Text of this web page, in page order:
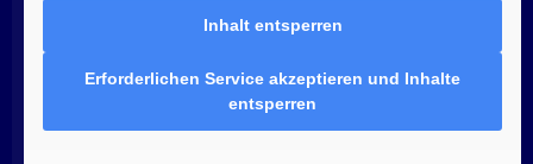
Inhalt entsperren
Erforderlichen Service akzeptieren und Inhalte
entsperren